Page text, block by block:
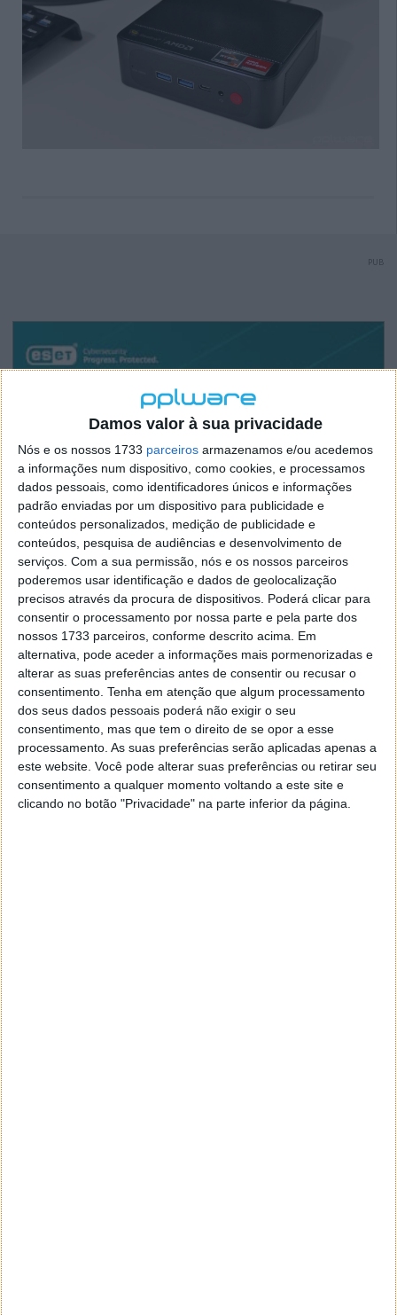
Damos valor à sua privacidade
Nós e os nossos 1733 parceiros armazenamos e/ou acedemos
a informações num dispositivo, como cookies, e processamos
dados pessoais, como identificadores únicos e informações
padrão enviadas por um dispositivo para publicidade e
conteúdos personalizados, medição de publicidade e
conteúdos, pesquisa de audiências e desenvolvimento de
serviços. Com a sua permissão, nós e os nossos parceiros
poderemos usar identificação e dados de geolocalização
precisos através da procura de dispositivos. Poderá clicar para
consentir o processamento por nossa parte e pela parte dos
nossos 1733 parceiros, conforme descrito acima. Em
alternativa, pode aceder a informações mais pormenorizadas e
alterar as suas preferências antes de consentir ou recusar o
consentimento. Tenha em atenção que algum processamento
dos seus dados pessoais poderá não exigir o seu
consentimento, mas que tem o direito de se opor a esse
processamento. As suas preferências serão aplicadas apenas a
este website. Você pode alterar suas preferências ou retirar seu
consentimento a qualquer momento voltando a este site e
clicando no botão "Privacidade" na parte inferior da página.
PUB